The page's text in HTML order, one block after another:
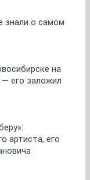
знали о самом
на
его заложил
артиста, его